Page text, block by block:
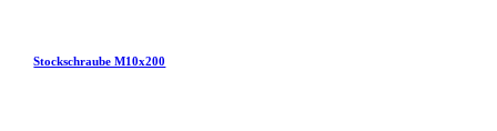
Stockschraube M10x200